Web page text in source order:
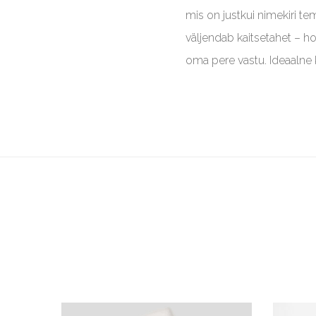
mis on justkui nimekiri
väljendab kaitsetahet –
oma pere vastu.